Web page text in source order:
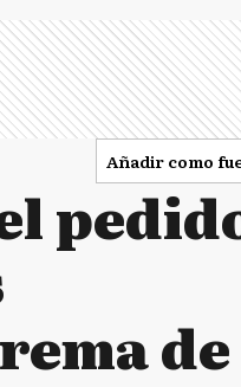
Añadir como
de